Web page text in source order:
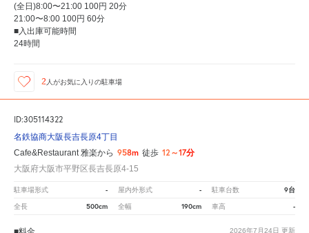
(全日)8:00〜21:00 100円 20分
21:00〜8:00 100円 60分
■入出庫可能時間
24時間
2 人がお気に入りの駐車場
ID:305114322
名鉄協商大阪長吉長原4丁目
Cafe&Restaurant 雅楽から 958m 徒歩 12～17分
大阪府大阪市平野区長吉長原4-15
駐車場形式 - 屋内外形式 - 駐車台数 9台
全長 500cm 全幅 190cm 車高 -
2026年7月24日 更新